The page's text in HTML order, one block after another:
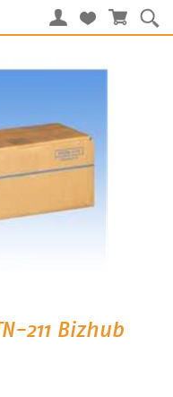
211 Bizhub